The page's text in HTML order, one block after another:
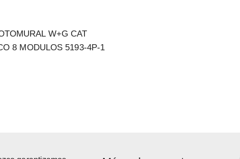
W+G CAT
8 MODULOS 5193-4P-1